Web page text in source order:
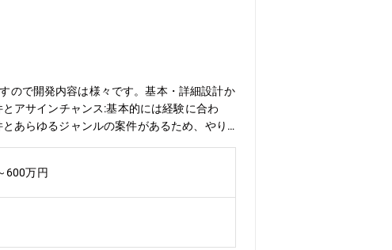
ので開発内容は様々です。基本・詳細設計か
アサインチャンス:基本的には経験に合わ
あらゆるジャンルの案件があるため、やり
アプリ開発経験者等様々な業務に携わって
600万円